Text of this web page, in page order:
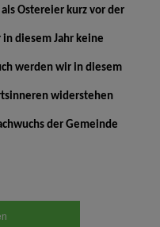
Ostereier kurz vor der
diesem Jahr keine
werden wir in diesem
widerstehen
der Gemeinde